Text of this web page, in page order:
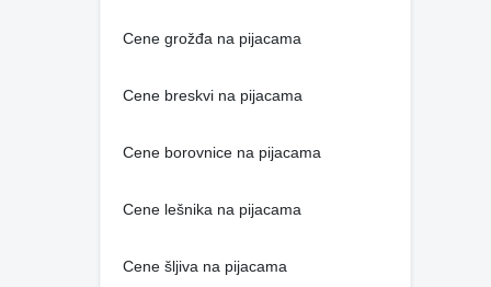
Cene grožđa na pijacama
Cene breskvi na pijacama
Cene borovnice na pijacama
Cene lešnika na pijacama
Cene šljiva na pijacama